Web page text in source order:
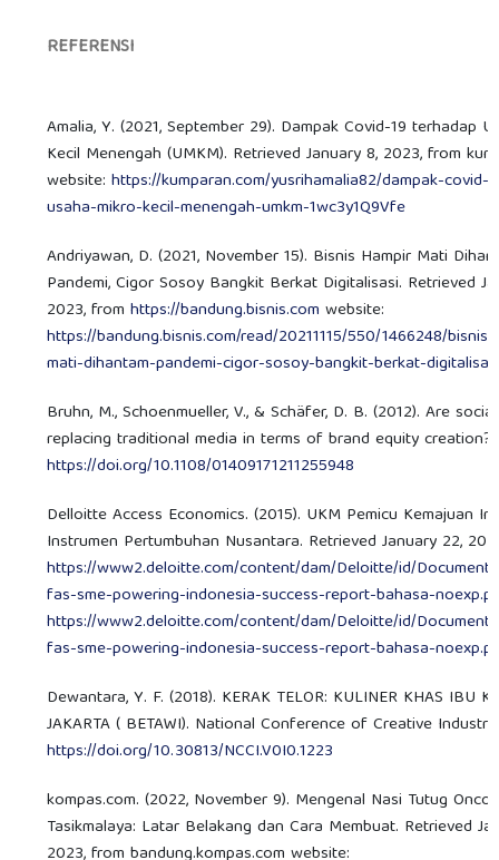
REFERENSI
Amalia, Y. (2021, September 29). Dampak Covid-19 terhadap
Kecil Menengah (UMKM). Retrieved January 8, 2023, from
website:https://kumparan.com/yusrihamalia82/dampak-covid-
usaha-mikro-kecil-menengah-umkm-1wc3y1Q9Vfe
Andriyawan, D. (2021, November 15). Bisnis Hampir Mati
Pandemi, Cigor Sosoy Bangkit Berkat Digitalisasi. Retrieved
2023, fromhttps://bandung.bisnis.com website:
https://bandung.bisnis.com/read/20211115/550/1466248/
mati-dihantam-pandemi-cigor-sosoy-bangkit-berkat-
Bruhn, M., Schoenmueller, V., & Schäfer, D. B. (2012). Are
replacing traditional media in terms of brand equity creation?
https://doi.org/10.1108/01409171211255948
Delloitte Access Economics. (2015). UKM Pemicu Kemajuan
Instrumen Pertumbuhan Nusantara. Retrieved January 22,
https://www2.deloitte.com/content/dam/Deloitte/id/
fas-sme-powering-indonesia-success-report-bahasa-
https://www2.deloitte.com/content/dam/Deloitte/id/
fas-sme-powering-indonesia-success-report-bahasa-
Dewantara, Y. F. (2018). KERAK TELOR: KULINER KHAS IBU
JAKARTA ( BETAWI). National Conference of Creative
https://doi.org/10.30813/NCCI.V0I0.1223
kompas.com. (2022, November 9). Mengenal Nasi Tutug
Tasikmalaya: Latar Belakang dan Cara Membuat. Retrieved